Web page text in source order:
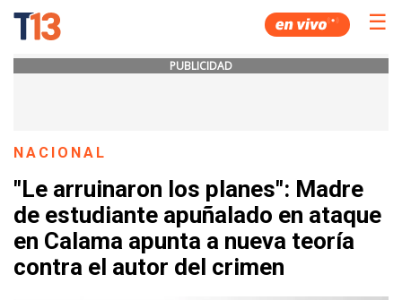
☰
PUBLICIDAD
NACIONAL
"Le arruinaron los planes": Madre
de estudiante apuñalado en ataque
en Calama apunta a nueva teoría
contra el autor del crimen